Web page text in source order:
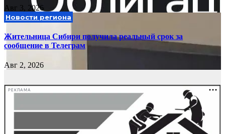
Авг 3, 2026
Новости региона
Жительница Сибири получила реальный срок за
сообщение в Телеграм
Авг 2, 2026
РЕКЛАМА